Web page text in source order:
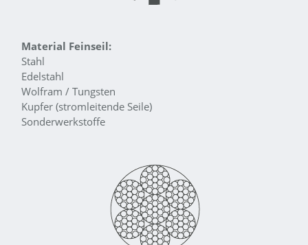
Material Feinseil:
Stahl
Edelstahl
Wolfram / Tungsten
Kupfer (stromleitende Seile)
Sonderwerkstoffe